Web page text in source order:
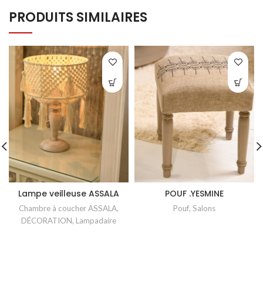
PRODUITS SIMILAIRES
Lampe veilleuse ASSALA
Chambre à coucher ASSALA,
DÉCORATION, Lampadaire
POUF .YESMINE
Pouf, Salons